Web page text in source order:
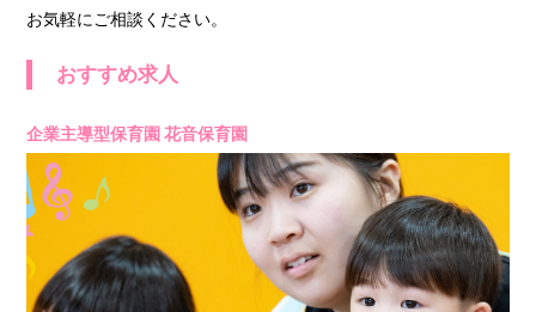
お気軽にご相談ください。
おすすめ求人
企業主導型保育園 花音保育園